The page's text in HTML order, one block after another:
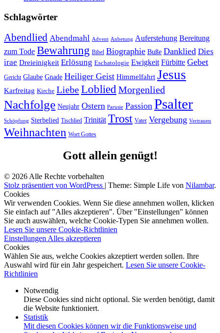
Schlagwörter
Abendlied Abendmahl Advent Anbetung Auferstehung Bereitung
zum Tode Bewahrung Bibel Biographie Buße Danklied Dies
irae Dreieinigkeit Erlösung Eschatologie Ewigkeit Fürbitte Gebet
Gericht Glaube Gnade Heiliger Geist Himmelfahrt Jesus
Karfreitag Kirche LiebeLobliedMorgenlied
Nachfolge Neujahr Ostern Parusie Passion Psalter
Schöpfung Sterbelied Tischlied Trinität Trost Vater Vergebung Vertrauen
Weihnachten Wort Gottes
Gott allein genügt!
© 2026 Alle Rechte vorbehalten
Stolz präsentiert von WordPress | Theme: Simple Life von Nilambar.
Cookies
Wir verwenden Cookies. Wenn Sie diese annehmen wollen, klicken
Sie einfach auf "Alles akzeptieren". Über "Einstellungen" können
Sie auch auswählen, welche Cookie-Typen Sie annehmen wollen.
Lesen Sie unsere Cookie-Richtlinien
Einstellungen Alles akzeptieren
Cookies
Wählen Sie aus, welche Cookies akzeptiert werden sollen. Ihre
Auswahl wird für ein Jahr gespeichert. Lesen Sie unsere Cookie-
Richtlinien
Notwendig
Diese Cookies sind nicht optional. Sie werden benötigt, damit
die Website funktioniert.
Statistik
Mit diesen Cookies können wir die Funktionsweise und